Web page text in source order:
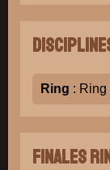
Ring : Ring
Finales